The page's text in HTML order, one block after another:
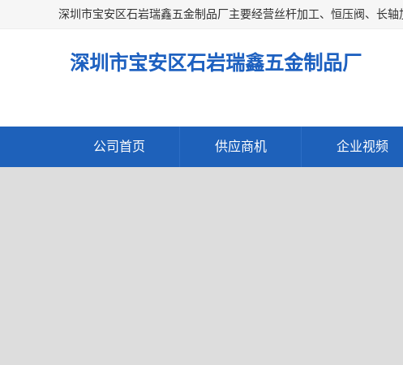
深圳市宝安区石岩瑞鑫五金制品厂
公司首页 供应商机 企业视频